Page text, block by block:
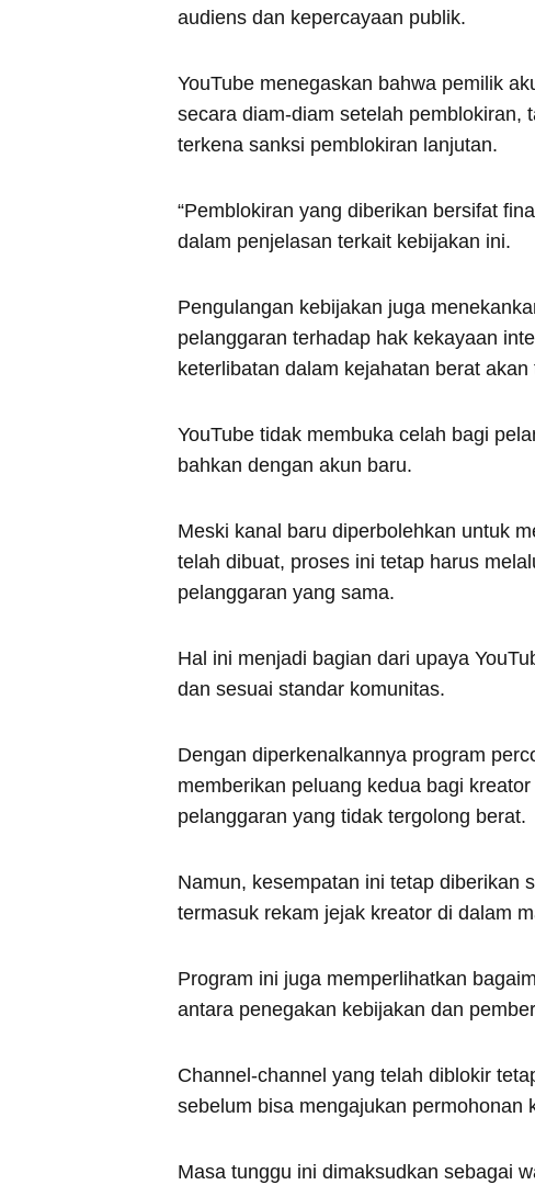
audiens dan kepercayaan publik.
YouTube menegaskan bahwa pemilik
secara diam-diam setelah pemblokiran,
terkena sanksi pemblokiran lanjutan.
“Pemblokiran yang diberikan bersifat
dalam penjelasan terkait kebijakan ini.
Pengulangan kebijakan juga
pelanggaran terhadap hak kekayaan
keterlibatan dalam kejahatan berat
YouTube tidak membuka celah bagi
bahkan dengan akun baru.
Meski kanal baru diperbolehkan untuk
telah dibuat, proses ini tetap harus
pelanggaran yang sama.
Hal ini menjadi bagian dari upaya
dan sesuai standar komunitas.
Dengan diperkenalkannya program
memberikan peluang kedua bagi
pelanggaran yang tidak tergolong berat.
Namun, kesempatan ini tetap diberikan
termasuk rekam jejak kreator di dalam
Program ini juga memperlihatkan
antara penegakan kebijakan dan
Channel-channel yang telah diblokir
sebelum bisa mengajukan permohonan
Masa tunggu ini dimaksudkan sebagai